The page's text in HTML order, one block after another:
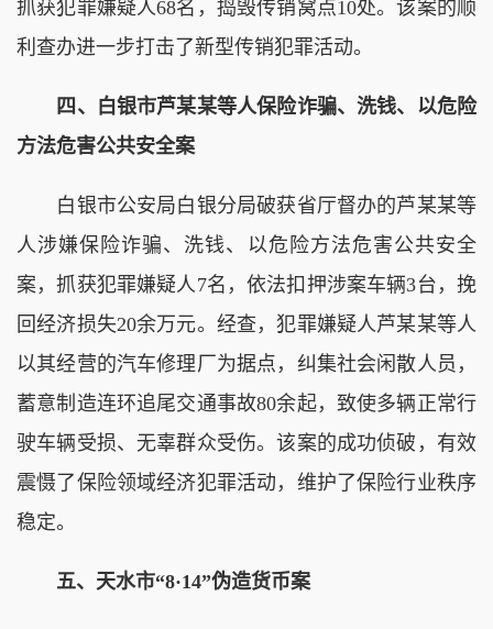
抓获犯罪嫌疑人68名，捣毁传销窝点10处。该案的顺
利查办进一步打击了新型传销犯罪活动。
四、白银市芦某某等人保险诈骗、洗钱、以危险
方法危害公共安全案
白银市公安局白银分局破获省厅督办的芦某某等
人涉嫌保险诈骗、洗钱、以危险方法危害公共安全
案，抓获犯罪嫌疑人7名，依法扣押涉案车辆3台，挽
回经济损失20余万元。经查，犯罪嫌疑人芦某某等人
以其经营的汽车修理厂为据点，纠集社会闲散人员，
蓄意制造连环追尾交通事故80余起，致使多辆正常行
驶车辆受损、无辜群众受伤。该案的成功侦破，有效
震慑了保险领域经济犯罪活动，维护了保险行业秩序
稳定。
五、天水市“8·14”伪造货币案